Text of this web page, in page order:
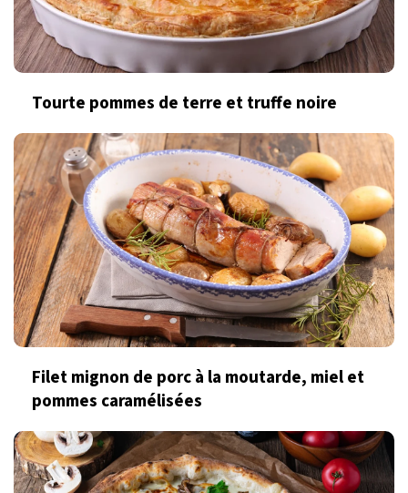
Tourte pommes de terre et truffe noire
Filet mignon de porc à la moutarde, miel et
pommes caramélisées